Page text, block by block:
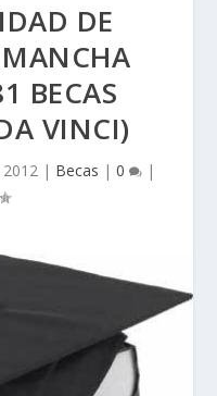
DE
BECAS
VINCI)
| Becas | 0 |